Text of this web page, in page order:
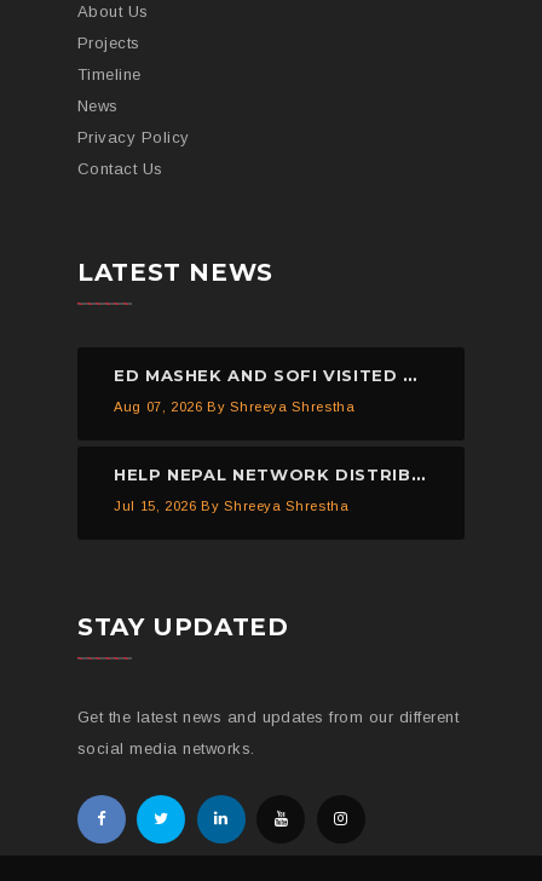
About Us
Projects
Timeline
News
Privacy Policy
Contact Us
LATEST NEWS
ED MASHEK AND SOFI VISITED THE HELP NEPAL NETWORK CHILDREN’S HOME, DHULIKHEL.
Aug 07, 2026 By Shreeya Shrestha
HELP NEPAL NETWORK DISTRIBUTED 150 PIECES OF MOSQUITO NETS IN KAVREPALANCHOWK.
Jul 15, 2026 By Shreeya Shrestha
STAY UPDATED
Get the latest news and updates from our different
social media networks.